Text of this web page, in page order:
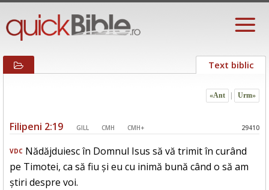
Text biblic
«Ant Urm»
Filipeni 2:19 GILL CMH CMH+ 29410
VDC Nădăjduiesc în Domnul Isus să vă trimit în curând
pe Timotei, ca să fiu și eu cu inimă bună când o să am
știri despre voi.